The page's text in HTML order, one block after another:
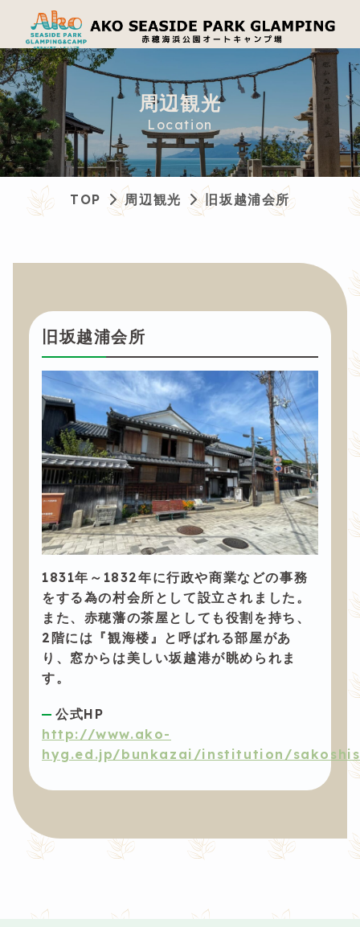
周辺観光
Location
TOP 周辺観光 旧坂越浦会所
旧坂越浦会所
1831年～1832年に行政や商業などの事務
をする為の村会所として設立されました。
また、赤穂藩の茶屋としても役割を持ち、
2階には『観海楼』と呼ばれる部屋があ
り、窓からは美しい坂越港が眺められま
す。
公式HP
http://www.ako-
hyg.ed.jp/bunkazai/institution/